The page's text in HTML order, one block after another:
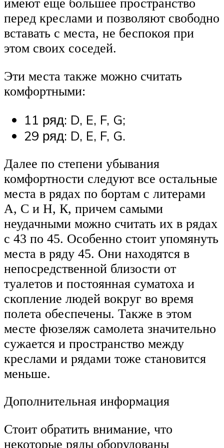
имеют еще большее пространство
перед креслами и позволяют свободно
вставать с места, не беспокоя при
этом своих соседей.
Эти места также можно считать
комфортными:
11 ряд: D, E, F, G;
29 ряд: D, E, F, G.
Далее по степени убывания
комфортности следуют все остальные
места в рядах по бортам с литерами
А, С и Н, К, причем самыми
неудачными можно считать их в рядах
с 43 по 45. Особенно стоит упомянуть
места в ряду 45. Они находятся в
непосредственной близости от
туалетов и постоянная суматоха и
скопление людей вокруг во время
полета обеспечены. Также в этом
месте фюзеляж самолета значительно
сужается и пространство между
креслами и рядами тоже становится
меньше.
Дополнительная информация
Стоит обратить внимание, что
некоторые ряды оборудованы